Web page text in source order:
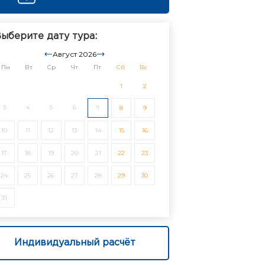
дату тура:
Август 2026
Пн Вт Ср Чт Пт Сб Вс
1 2
3 4 5 6 7 8 9
10 11 12 13 14 15 16
17 18 19 20 21 22 23
24 25 26 27 28 29 30
31
Индивидуальный расчёт